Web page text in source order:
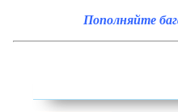
Пополняйте